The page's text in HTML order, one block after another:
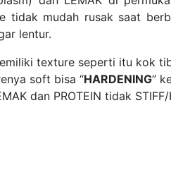
tidak mudah rusak saat
lentur.
texture seperti itu kok
soft bisa “HARDENING”
dan PROTEIN tidak